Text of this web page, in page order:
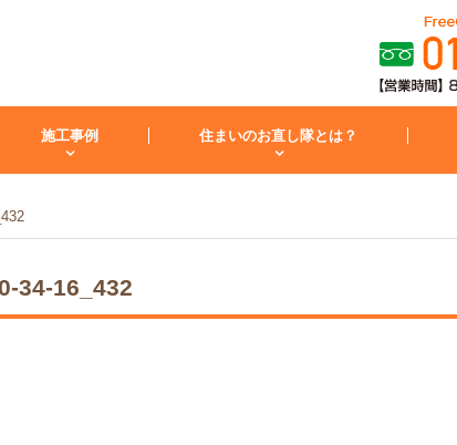
レンジフード
施工事例
バスルーム 洗面化粧台
住まいのお直し隊とは？
介 お客様の声
34-16_432